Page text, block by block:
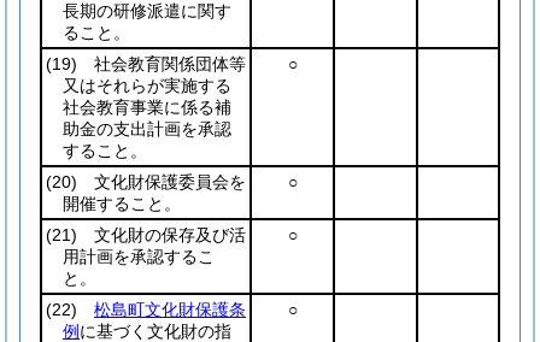
長期の研修派遣に関す
ること。
(19) 社会教育関係団体等
又はそれらが実施する
社会教育事業に係る補
助金の支出計画を承認
すること。
○
(20) 文化財保護委員会を
開催すること。
○
(21) 文化財の保存及び活
用計画を承認するこ
と。
○
(22)
松島町文化財保護条
例 に基づく文化財の指
○